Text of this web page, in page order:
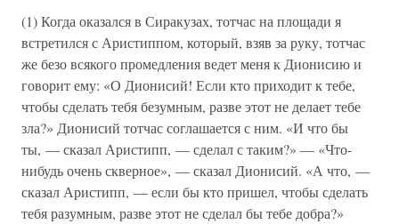
(1) Когда оказался в Сиракузах, тотчас на площади я
встретился с Аристиппом, который, взяв за руку, тотчас
же безо всякого промедления ведет меня к Дионисию и
говорит ему: «О Дионисий! Если кто приходит к тебе,
чтобы сделать тебя безумным, разве этот не делает тебе
зла?» Дионисий тотчас соглашается с ним. «И что бы
ты, — сказал Аристипп, — сделал с таким?» — «Что-
нибудь очень скверное», — сказал Дионисий. «А что, —
сказал Аристипп, — если бы кто пришел, чтобы сделать
тебя разумным, разве этот не сделал бы тебе добра?»